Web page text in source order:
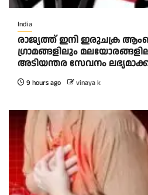
India
രാജ്യത്ത് ഇനി ഇരുചക്ര
ഗ്രാമങ്ങളിലും
അടിയന്തര സേവനം
9 hours ago vinaya k